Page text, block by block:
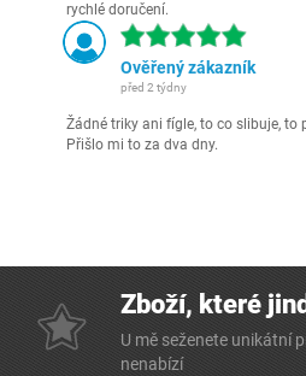
rychlé doručení.
Ověřený zákazník
před 2 týdny
Žádné triky ani fígle, to co slibuje, to
Přišlo mi to za dva dny.
Zboží, které
U mě seženete unikátní
nenabízí